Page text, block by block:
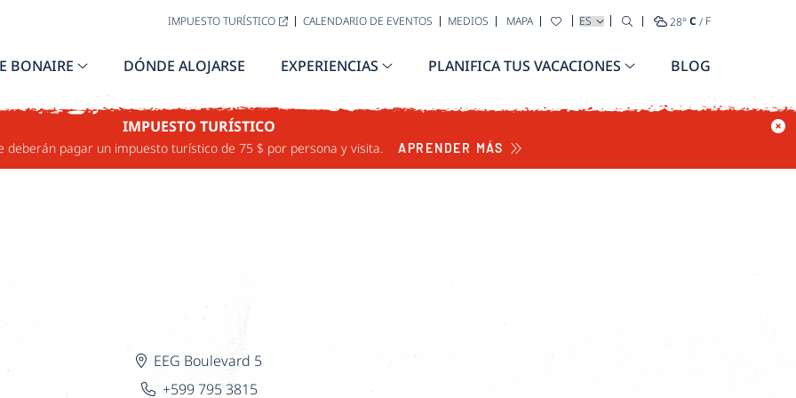
IMPUESTO TURÍSTICO CALENDARIO DE EVENTOS MEDIOS MAPA SELECCIONA TU IDIOMA
28°C / F
BONAIRE DÓNDE ALOJARSE EXPERIENCIAS PLANIFICA TUS VACACIONES BLOG
IMPUESTO TURÍSTICO
deberán pagar un impuesto turístico de 75 $ por persona y visita. APRENDER MÁS
BONAIRE
BONAIRE
EEG Boulevard 5
+599 795 3815